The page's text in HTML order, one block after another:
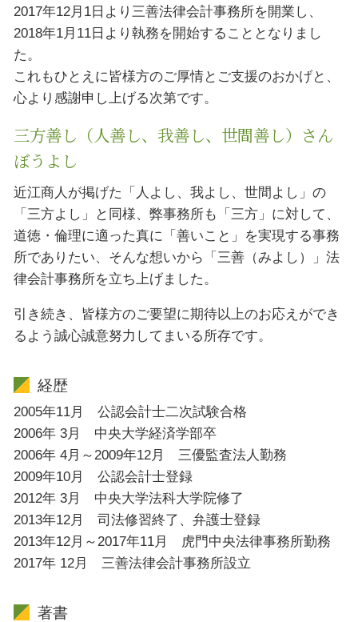
2017年12月1日より三善法律会計事務所を開業し、
2018年1月11日より執務を開始することとなりまし
た。
これもひとえに皆様方のご厚情とご支援のおかげと、
心より感謝申し上げる次第です。
三方善し（人善し、我善し、世間善し）さん
ぼうよし
近江商人が掲げた「人よし、我よし、世間よし」の
「三方よし」と同様、弊事務所も「三方」に対して、
道徳・倫理に適った真に「善いこと」を実現する事務
所でありたい、そんな想いから「三善（みよし）」法
律会計事務所を立ち上げました。
引き続き、皆様方のご要望に期待以上のお応えができ
るよう誠心誠意努力してまいる所存です。
経歴
2005年11月 公認会計士二次試験合格
2006年 3月 中央大学経済学部卒
2006年 4月～2009年12月 三優監査法人勤務
2009年10月 公認会計士登録
2012年 3月 中央大学法科大学院修了
2013年12月 司法修習終了、弁護士登録
2013年12月～2017年11月 虎門中央法律事務所勤務
2017年 12月 三善法律会計事務所設立
著書